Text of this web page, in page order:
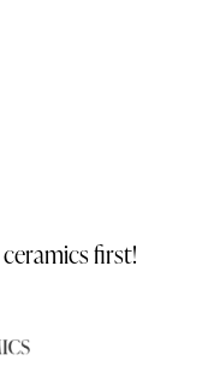
ceramics first!